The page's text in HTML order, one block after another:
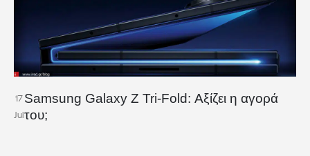
17
Jul
Samsung Galaxy Z Tri-Fold: Αξίζει η αγορά
του;